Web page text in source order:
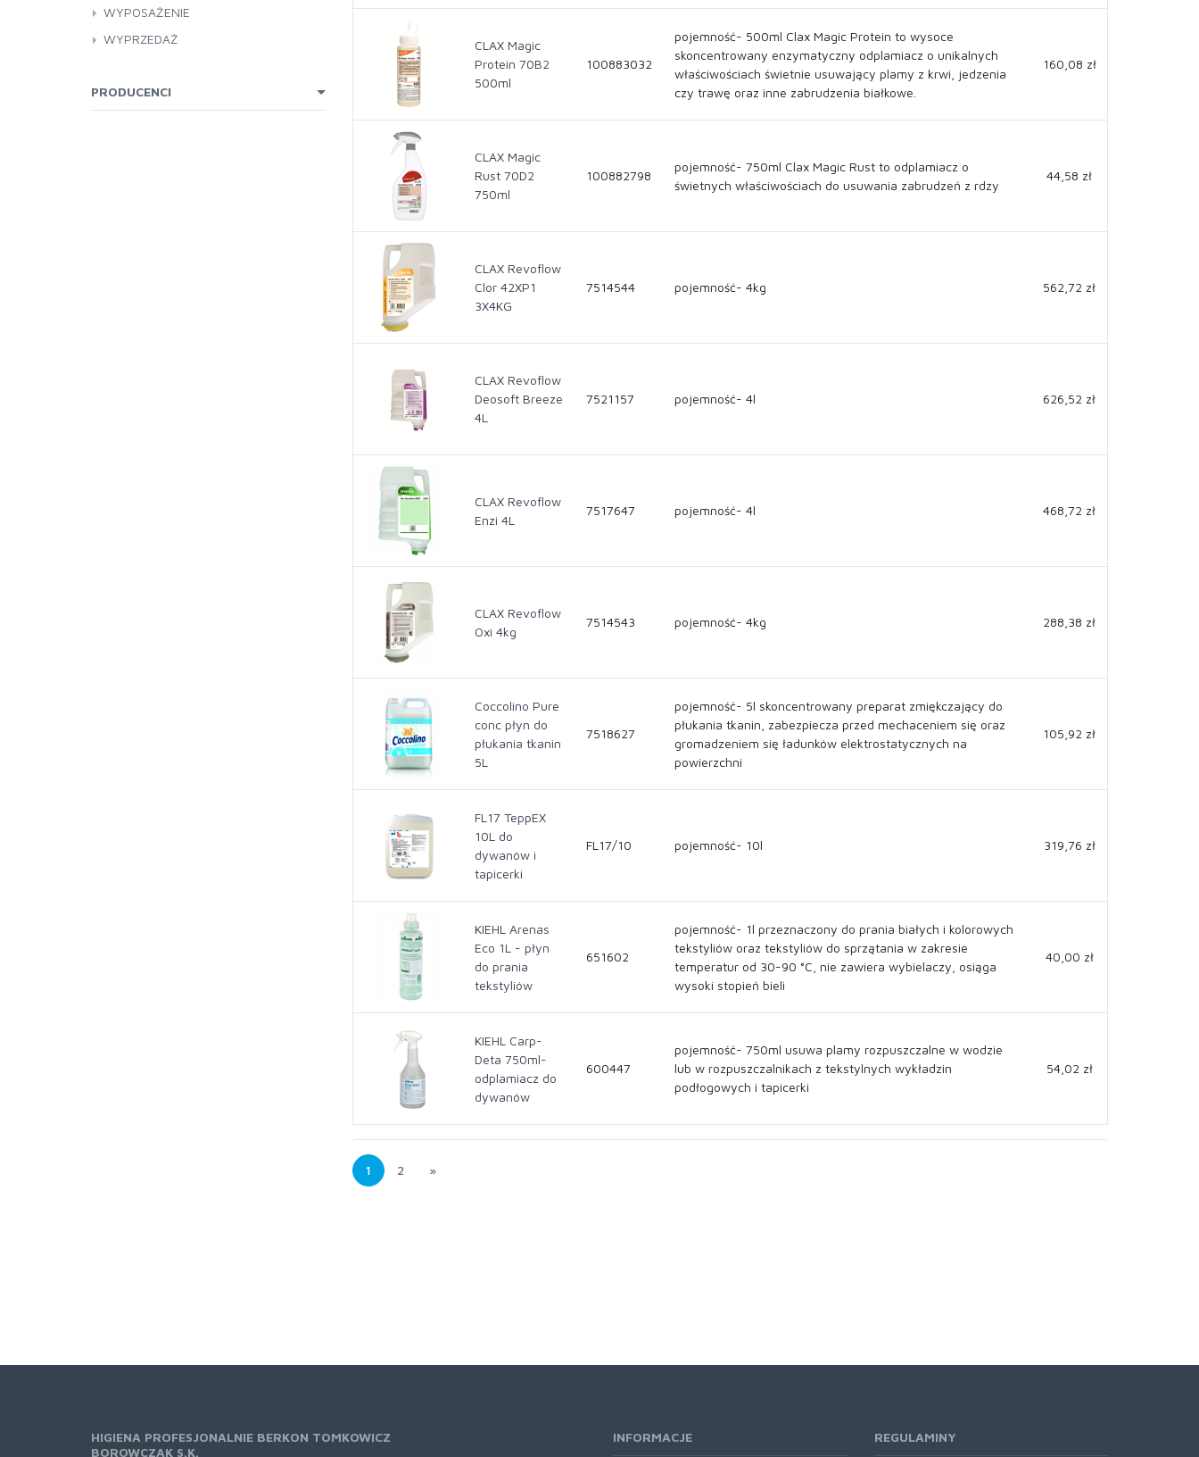
CLAX Magic
Protein 70B2
500ml
100883032
pojemność- 500ml Clax Magic Protein to wysoce
skoncentrowany enzymatyczny odplamiacz o unikalnych
właściwościach świetnie usuwający plamy z krwi, jedzenia
czy trawę oraz inne zabrudzenia białkowe.
160,08 zł
CLAX Magic
Rust 70D2
750ml
100882798
pojemność- 750ml Clax Magic Rust to odplamiacz o
świetnych właściwościach do usuwania zabrudzeń z rdzy
44,58 zł
CLAX Revoflow
Clor 42XP1
3X4KG
7514544 pojemność- 4kg 562,72 zł
CLAX Revoflow
Deosoft Breeze
4L
7521157 pojemność- 4l 626,52 zł
CLAX Revoflow
Enzi 4L
7517647 pojemność- 4l 468,72 zł
CLAX Revoflow
Oxi 4kg
7514543 pojemność- 4kg 288,38 zł
Coccolino Pure
conc płyn do
płukania tkanin
5L
7518627
pojemność- 5l skoncentrowany preparat zmiękczający do
płukania tkanin, zabezpiecza przed mechaceniem się oraz
gromadzeniem się ładunków elektrostatycznych na
powierzchni
105,92 zł
FL17 TeppEX
10L do
dywanów i
tapicerki
FL17/10 pojemność- 10l 319,76 zł
KIEHL Arenas
Eco 1L - płyn
do prania
tekstyliów
651602
pojemność- 1l przeznaczony do prania białych i kolorowych
tekstyliów oraz tekstyliów do sprzątania w zakresie
temperatur od 30-90 °C, nie zawiera wybielaczy, osiąga
wysoki stopień bieli
40,00 zł
KIEHL Carp-
Deta 750ml-
odplamiacz do
dywanów
600447
pojemność- 750ml usuwa plamy rozpuszczalne w wodzie
lub w rozpuszczalnikach z tekstylnych wykładzin
podłogowych i tapicerki
54,02 zł
1 2 »
WYPOSAŻENIE
AKCESORIA DO KUCHNI
POJEMNIKI JEDNORAZOWE I KUBKI
POZOSTAŁE
WYPRZEDAŻ
PRODUCENCI
HIGIENA PROFESJONALNIE BERKON TOMKOWICZ
BOROWCZAK S.K.
INFORMACJE REGULAMINY